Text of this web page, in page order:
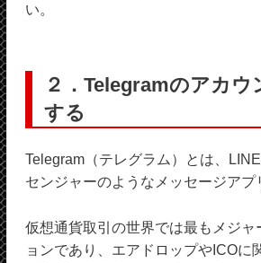
い。
２．Telegramのアカウ
する
Telegram（テレグラム）とは、
センジャーのようなメッセージアプ
仮想通貨取引の世界では最もメジャ
ョンであり、エアドロップやICOに